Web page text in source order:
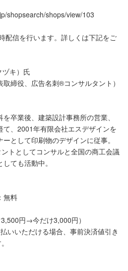
shopsearch/shops/view/103
配信を行います。詳しくは下記をご
キ）氏
取締役、広告名刺®️コンサルタント）
卒業後、建築設計事務所の営業、
、2001年有限会社エスデザインを
として印刷物のデザインに従事。
トとしてコンサルと全国の商工会議
ても活動中。
無料
円→今だけ3,000円）
いいただける場合、事前決済値引き